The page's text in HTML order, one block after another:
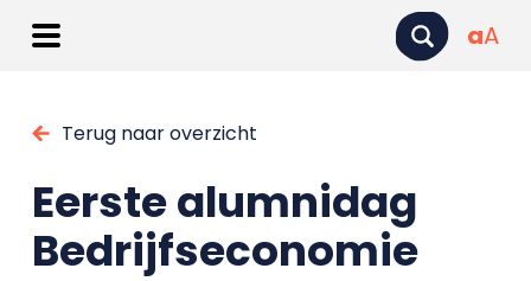
aA
Terug naar overzicht
Eerste alumnidag
Bedrijfseconomie